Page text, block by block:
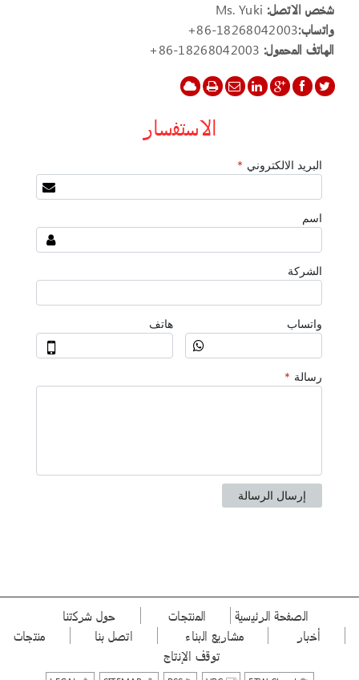
شخص الاتصل: Ms. Yuki
واتساب:+86-18268042003
الهاتف المحمول: +86-18268042003
الاستفسار
الصفحة الرئيسية المنتجات
حول شركتنا
أخبار
مشاريع البناء اتصل بنا
منتجات
توقف الإنتاج